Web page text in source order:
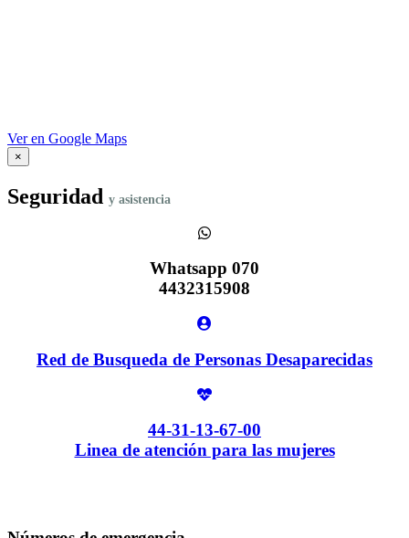
Ver en Google Maps
×
Seguridad y asistencia
Whatsapp 070
4432315908
Red de Busqueda de Personas Desaparecidas
44-31-13-67-00
Linea de atención para las mujeres